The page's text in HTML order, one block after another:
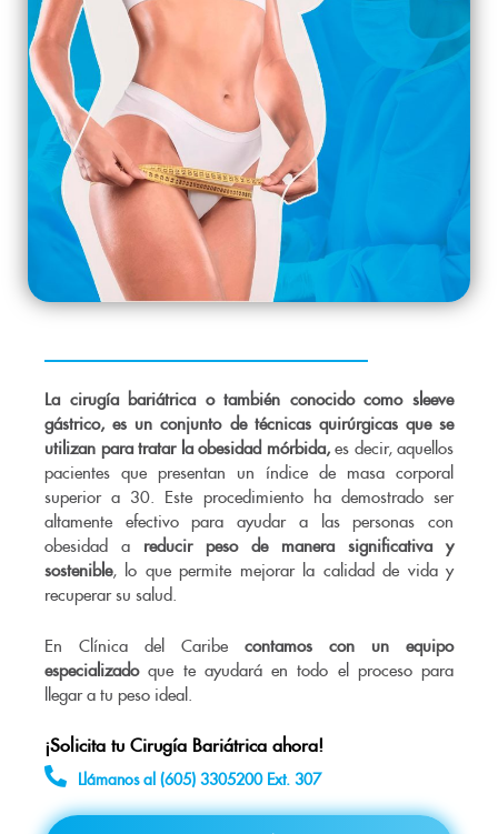
La cirugía bariátrica o también conocido como sleeve
gástrico, es un conjunto de técnicas quirúrgicas que se
utilizan para tratar la obesidad mórbida, es decir, aquellos
pacientes que presentan un índice de masa corporal
superior a 30. Este procedimiento ha demostrado ser
altamente efectivo para ayudar a las personas con
obesidad a reducir peso de manera significativa y
sostenible , lo que permite mejorar la calidad de vida y
En Clínica del Caribe contamos con un equipo
especializado que te ayudará en todo el proceso para
llegar a tu peso ideal.
¡Solicita tu Cirugía Bariátrica ahora!
Llámanos al (605) 3305200 Ext. 307